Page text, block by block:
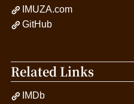
IMUZA.com
GitHub
Related Links
IMDb